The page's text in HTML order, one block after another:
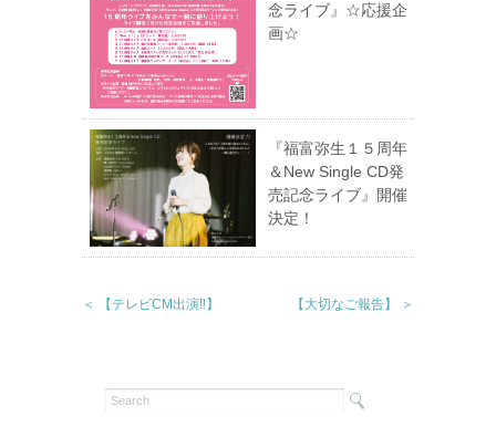
念ライブ』☆応援企
画☆
『福富弥生１５周年
＆New Single CD発
売記念ライブ』開催
決定！
＜ 【テレビCM出演‼︎】 【大切なご報告】 ＞